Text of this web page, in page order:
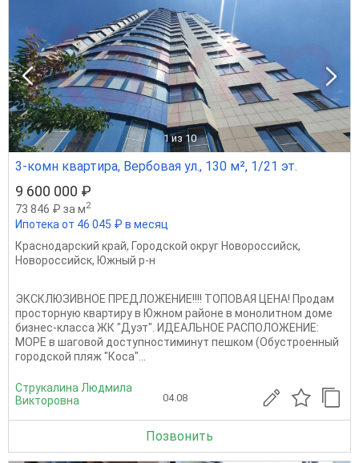
1 из 10
3-комн квартира, Вербовая ул., 130 м², 1/21 эт.
9 600 000 ₽
73 846 ₽ за м2
Ипотека от 46 045 ₽ в месяц
Краснодарский край, Городской округ Новороссийск,
Новороссийск, Южный р-н
ЭКСКЛЮЗИВНОЕ ПРЕДЛОЖЕНИЕ!!!! ТОПОВАЯ ЦЕНА! Продам
просторную квартиру в Южном районе в монолитном доме
бизнес-класса ЖК "Дуэт". ИДЕАЛЬНОЕ РАСПОЛОЖЕНИЕ:
МОРЕ в шаговой доступностиминут пешком (Обустроенный
городской пляж "Коса"...
Струкалина Людмила
Викторовна
04.08
Позвонить